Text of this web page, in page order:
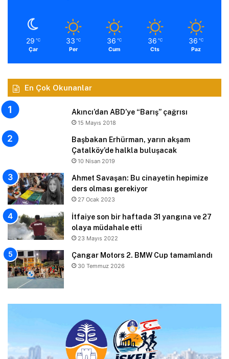
29 ℃
Çar
33 ℃
Per
36 ℃
Cum
36 ℃
Cts
36 ℃
Paz
En Çok Okunanlar
Akıncı’dan ABD’ye “Barış” çağrısı
15 Mayıs 2018
Başbakan Erhürman, yarın akşam
Çatalköy’de halkla buluşacak
10 Nisan 2019
Ahmet Savaşan: Bu cinayetin hepimize
ders olması gerekiyor
27 Ocak 2023
İtfaiye son bir haftada 31 yangına ve 27
olaya müdahale etti
23 Mayıs 2022
Çangar Motors 2. BMW Cup tamamlandı
30 Temmuz 2026